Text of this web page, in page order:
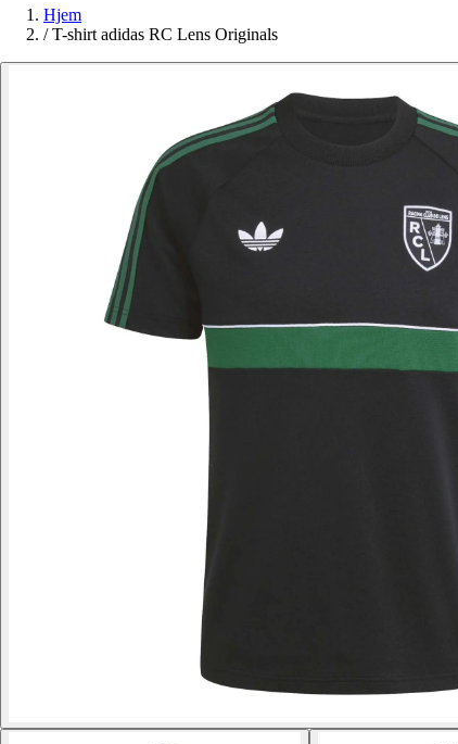
Hjem
/ T-shirt adidas RC Lens Originals